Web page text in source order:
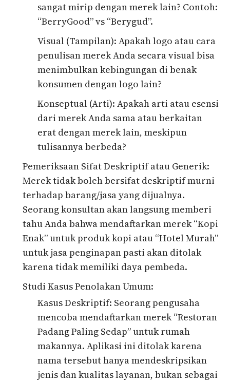
sangat mirip dengan merek lain? Contoh:
“BerryGood” vs “Berygud”.
Visual (Tampilan): Apakah logo atau cara
penulisan merek Anda secara visual bisa
menimbulkan kebingungan di benak
konsumen dengan logo lain?
Konseptual (Arti): Apakah arti atau esensi
dari merek Anda sama atau berkaitan
erat dengan merek lain, meskipun
tulisannya berbeda?
Pemeriksaan Sifat Deskriptif atau Generik:
Merek tidak boleh bersifat deskriptif murni
terhadap barang/jasa yang dijualnya.
Seorang konsultan akan langsung memberi
tahu Anda bahwa mendaftarkan merek “Kopi
Enak” untuk produk kopi atau “Hotel Murah”
untuk jasa penginapan pasti akan ditolak
karena tidak memiliki daya pembeda.
Studi Kasus Penolakan Umum:
Kasus Deskriptif: Seorang pengusaha
mencoba mendaftarkan merek “Restoran
Padang Paling Sedap” untuk rumah
makannya. Aplikasi ini ditolak karena
nama tersebut hanya mendeskripsikan
jenis dan kualitas layanan, bukan sebagai